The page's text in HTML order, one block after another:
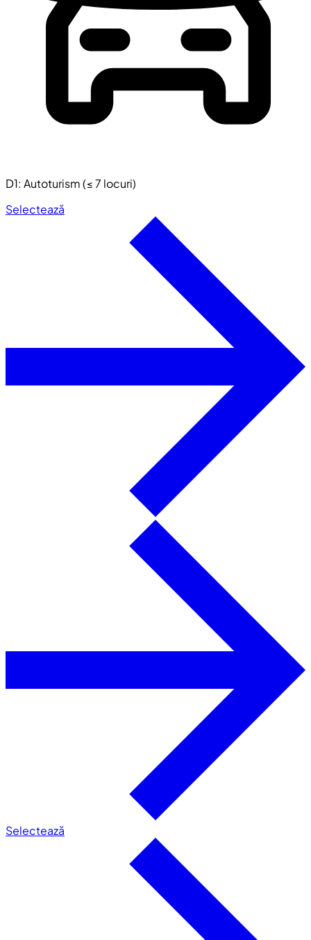
D1: Autoturism (≤ 7 locuri)
Selectează
Selectează